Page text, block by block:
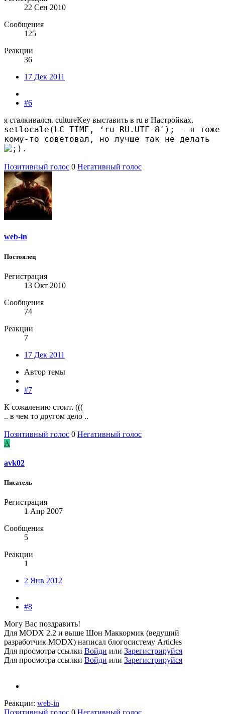
22 Сен 2010
Сообщения
125
Реакции
36
17 Дек 2011
#6
я сталкивался. cultureKey выставить в ru в Настройках.
setlocale(LC_TIME, ‘ru_RU.UTF-8′); - я тоже
кому-то советовал, но лучше так не делать
.
Позитивный голос 0 Негативный голос
web-in
Постоялец
Регистрация
13 Окт 2010
Сообщения
74
Реакции
7
17 Дек 2011
Автор темы
#7
К сожалению стоит. (((
.. в чем то другом дело ..
Позитивный голос 0 Негативный голос
A
avk02
Писатель
Регистрация
1 Апр 2007
Сообщения
5
Реакции
1
2 Янв 2012
#8
Могу Вас поздравить!
Для MODX 2.2 и выше Шон Маккормик (ведущий
разработчик MODX) написал блогосистему Articles
Для просмотра ссылки Войди или Зарегистрируйся
Для просмотра ссылки Войди или Зарегистрируйся
Реакции: web-in